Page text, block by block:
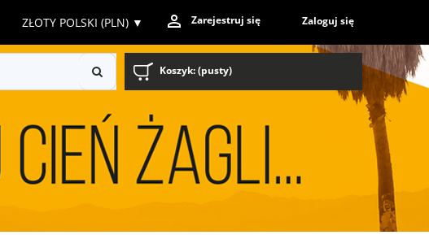
Zarejestruj się Zaloguj się
ZŁOTY POLSKI (PLN) ▼
Koszyk:(pusty)